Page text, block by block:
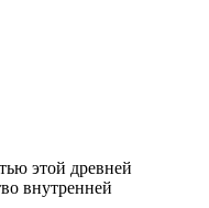
этой древней
внутренней